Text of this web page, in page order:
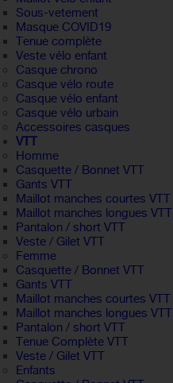
Sous-vetement
Masque COVID19
Tenue complète
Veste vélo enfant
Casque chrono
Casque vélo route
Casque vélo enfant
Casque vélo urbain
Accessoires casques
VTT
Homme
Casquette / Bonnet VTT
Gants VTT
Maillot manches courtes VTT
Maillot manches longues VTT
Pantalon / short VTT
Veste / Gilet VTT
Femme
Casquette / Bonnet VTT
Gants VTT
Maillot manches courtes VTT
Maillot manches longues VTT
Pantalon / short VTT
Tenue Complète VTT
Veste / Gilet VTT
Enfants